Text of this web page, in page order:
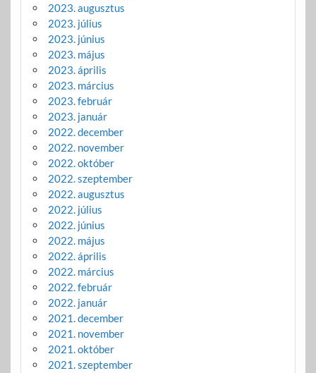
2023. augusztus
2023. július
2023. június
2023. május
2023. április
2023. március
2023. február
2023. január
2022. december
2022. november
2022. október
2022. szeptember
2022. augusztus
2022. július
2022. június
2022. május
2022. április
2022. március
2022. február
2022. január
2021. december
2021. november
2021. október
2021. szeptember